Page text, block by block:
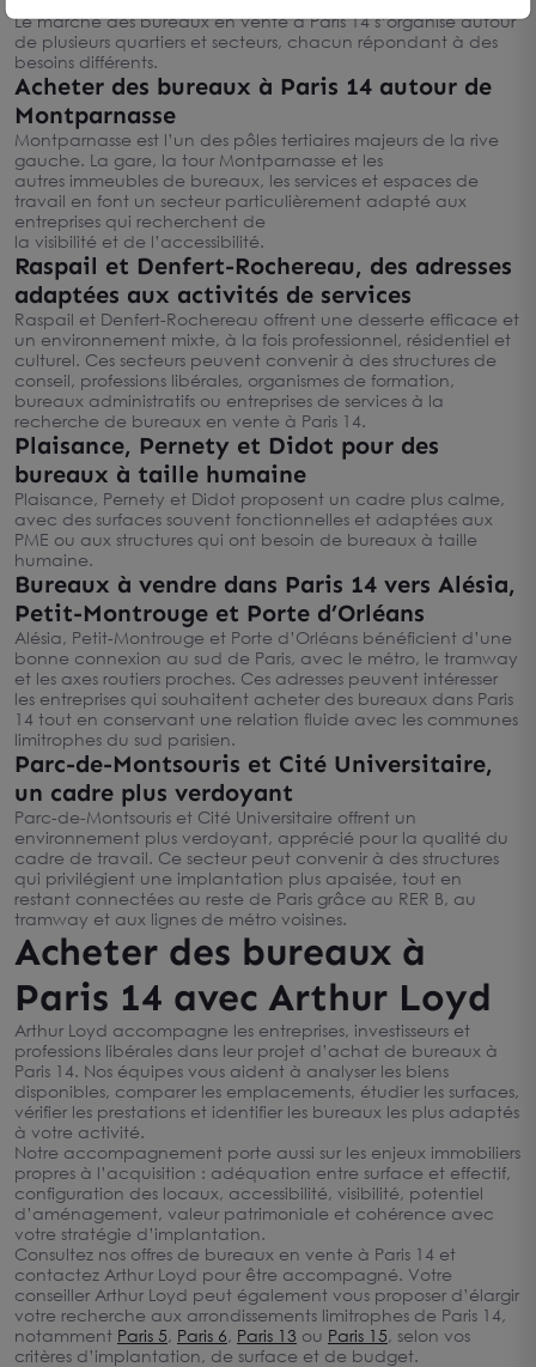
Le marché des bureaux en vente à Paris 14 s’organise autour
de plusieurs quartiers et secteurs, chacun répondant à des
besoins différents.
Acheter des bureaux à Paris 14 autour de
Montparnasse
Montparnasse est l’un des pôles tertiaires majeurs de la rive
gauche. La gare, la tour Montparnasse et les
autres immeubles de bureaux, les services et espaces de
travail en font un secteur particulièrement adapté aux
entreprises qui recherchent de
la visibilité et de l’accessibilité.
Raspail et Denfert-Rochereau, des adresses
adaptées aux activités de services
Raspail et Denfert-Rochereau offrent une desserte efficace et
un environnement mixte, à la fois professionnel, résidentiel et
culturel. Ces secteurs peuvent convenir à des structures de
conseil, professions libérales, organismes de formation,
bureaux administratifs ou entreprises de services à la
recherche de bureaux en vente à Paris 14.
Plaisance, Pernety et Didot pour des
bureaux à taille humaine
Plaisance, Pernety et Didot proposent un cadre plus calme,
avec des surfaces souvent fonctionnelles et adaptées aux
PME ou aux structures qui ont besoin de bureaux à taille
humaine.
Bureaux à vendre dans Paris 14 vers Alésia,
Petit-Montrouge et Porte d’Orléans
Alésia, Petit-Montrouge et Porte d’Orléans bénéficient d’une
bonne connexion au sud de Paris, avec le métro, le tramway
et les axes routiers proches. Ces adresses peuvent intéresser
les entreprises qui souhaitent acheter des bureaux dans Paris
14 tout en conservant une relation fluide avec les communes
limitrophes du sud parisien.
Parc-de-Montsouris et Cité Universitaire,
un cadre plus verdoyant
Parc-de-Montsouris et Cité Universitaire offrent un
environnement plus verdoyant, apprécié pour la qualité du
cadre de travail. Ce secteur peut convenir à des structures
qui privilégient une implantation plus apaisée, tout en
restant connectées au reste de Paris grâce au RER B, au
tramway et aux lignes de métro voisines.
Acheter des bureaux à
Paris 14 avec Arthur Loyd
Arthur Loyd accompagne les entreprises, investisseurs et
professions libérales dans leur projet d’achat de bureaux à
Paris 14. Nos équipes vous aident à analyser les biens
disponibles, comparer les emplacements, étudier les surfaces,
vérifier les prestations et identifier les bureaux les plus adaptés
à votre activité.
Notre accompagnement porte aussi sur les enjeux immobiliers
propres à l’acquisition : adéquation entre surface et effectif,
configuration des locaux, accessibilité, visibilité, potentiel
d’aménagement, valeur patrimoniale et cohérence avec
votre stratégie d’implantation.
Consultez nos offres de bureaux en vente à Paris 14 et
contactez Arthur Loyd pour être accompagné. Votre
conseiller Arthur Loyd peut également vous proposer d’élargir
votre recherche aux arrondissements limitrophes de Paris 14,
notamment Paris 5, Paris 6, Paris 13 ou Paris 15, selon vos
critères d’implantation, de surface et de budget.